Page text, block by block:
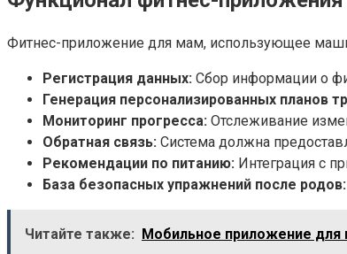
Фитнес-приложение для мам, использующее
Регистрация данных: Сбор информации о
Генерация персонализированных планов
Мониторинг прогресса: Отслеживание
Обратная связь: Система должна
Рекомендации по питанию: Интеграция с
База безопасных упражнений после родов:
Читайте также: Мобильное приложение для